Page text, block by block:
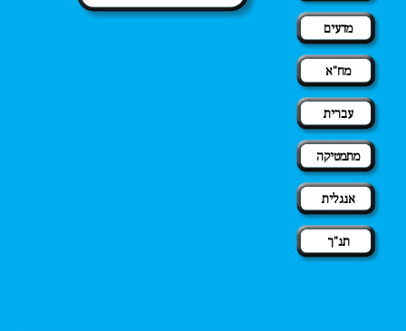
מדעים
מח"א
עברית
מתמטיקה
אנגלית
תנ"ך